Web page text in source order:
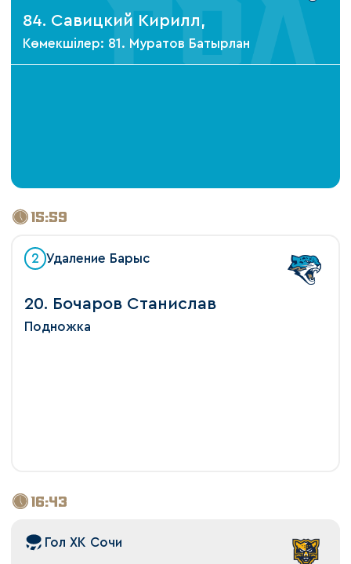
84. Савицкий Кирилл,
Көмекшілер: 81. Муратов Батырлан
15:59
2 Удаление Барыс
20. Бочаров Станислав
Подножка
16:43
Гол ХК Сочи